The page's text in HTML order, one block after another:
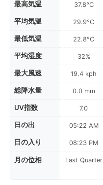
最高気温
平均気温
最低気温
平均湿度
最大風速
総降水量
UV指数
日の出
日の入り
月の位相
37.8°C
29.9°C
22.8°C
32%
19.4 kph
0.0 mm
7.0
05:22 AM
08:23 PM
Last Quarter